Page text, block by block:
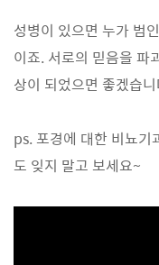
성병이 있으면 누가 범
이죠. 서로의 믿음을 파
상이 되었으면 좋겠습
ps. 포경에 대한 비뇨기
도 잊지 말고 보세요~